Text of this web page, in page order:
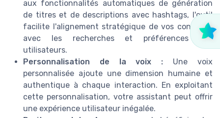
aux fonctionnalités automatiques de génération
de titres et de descriptions avec hashtags, l'outil
facilite l'alignement stratégique de vos contenus
avec les recherches et préférences des
utilisateurs.
Personnalisation de la voix : Une voix
personnalisée ajoute une dimension humaine et
authentique à chaque interaction. En exploitant
cette personnalisation, votre assistant peut offrir
une expérience utilisateur inégalée.